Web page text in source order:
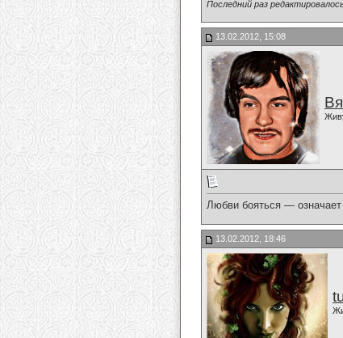
Последний раз
13.02.2012, 15:08
Любви бояться — означает
13.02.2012, 18:46